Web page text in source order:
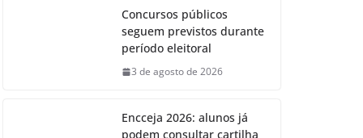
Concursos públicos
seguem previstos durante
período eleitoral
3 de agosto de 2026
Encceja 2026: alunos já
podem consultar cartilha